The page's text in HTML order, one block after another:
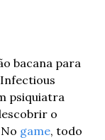
bacana para
psiquiatra
o
game, todo